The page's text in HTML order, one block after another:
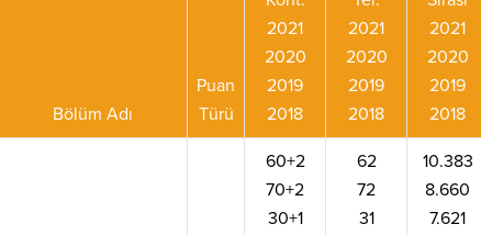
Bölüm Adı
Puan
Türü
2021
2020
2019
2018
2021
2020
2019
2018
2021
2020
2019
2018
60+2
70+2
30+1
62
72
31
10.383
8.660
7.621